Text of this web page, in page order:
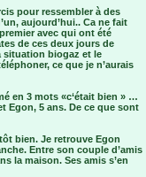
pour ressembler à des
aujourd’hui.. Ca ne fait
avec qui ont été
de ces deux jours de
situation biogaz et le
ce que je n’aurais
en 3 mots «c‘était bien » …
Egon, 5 ans. De ce que sont
bien. Je retrouve Egon
Entre son couple d’amis
la maison. Ses amis s’en